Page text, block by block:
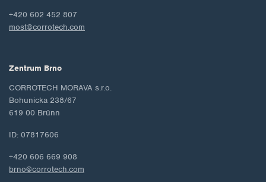
+420 602 452 807
most@corrotech.com
Zentrum Brno
CORROTECH MORAVA s.r.o.
Bohunicka 238/67
619 00 Brünn
ID: 07817606
+420 606 669 908
brno@corrotech.com